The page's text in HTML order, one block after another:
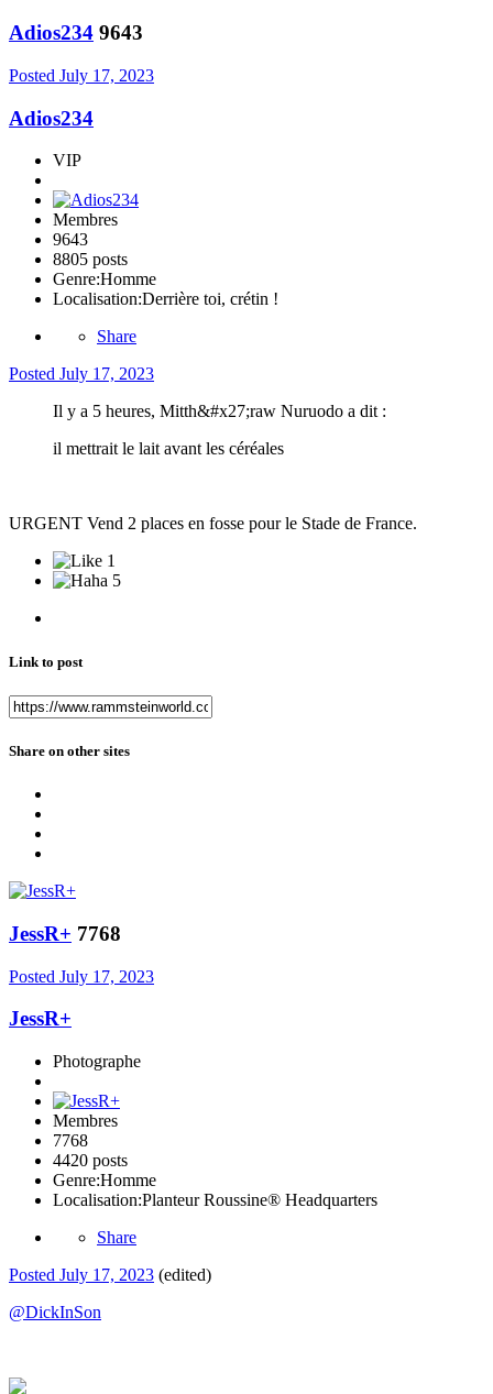
Adios234 9643
Posted July 17, 2023
Adios234
VIP
Membres
9643
8805 posts
Genre:Homme
Localisation:Derrière toi, crétin !
Share
Posted July 17, 2023
Il y a 5 heures, Mitth&#x27;raw Nuruodo a dit :
il mettrait le lait avant les céréales
URGENT Vend 2 places en fosse pour le Stade de France.
1
5
Link to post
Share on other sites
JessR+ 7768
Posted July 17, 2023
JessR+
Photographe
Membres
7768
4420 posts
Genre:Homme
Localisation:Planteur Roussine® Headquarters
Share
Posted July 17, 2023 (edited)
@DickInSon